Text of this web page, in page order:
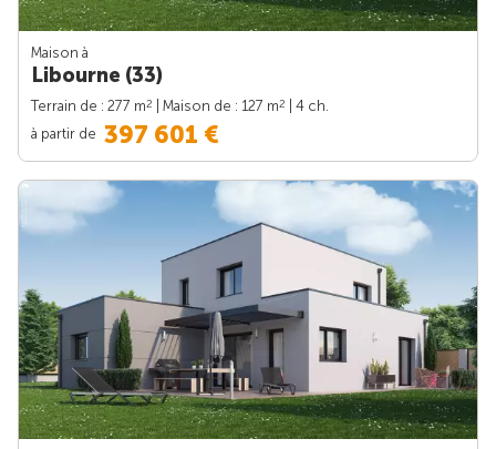
Maison à
Libourne (33)
Terrain de : 277 m2 | Maison de : 127 m2
| 4 ch.
à partir de 397 601 €